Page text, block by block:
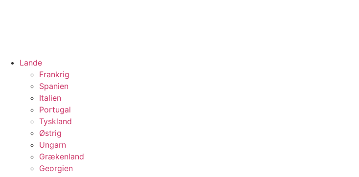
Lande
Frankrig
Spanien
Italien
Portugal
Tyskland
Østrig
Ungarn
Grækenland
Georgien